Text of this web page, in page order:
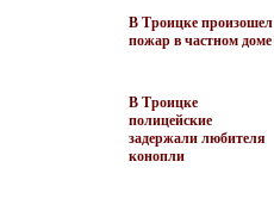
В Троицке произошел
пожар в частном доме
В Троицке
полицейские
задержали любителя
конопли